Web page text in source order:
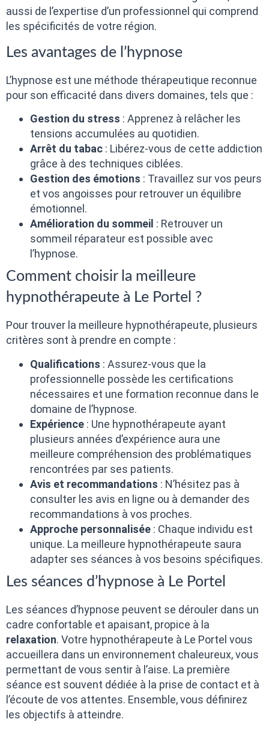
aussi de l’expertise d’un professionnel qui comprend
les spécificités de votre région.
Les avantages de l’hypnose
L’hypnose est une méthode thérapeutique reconnue
pour son efficacité dans divers domaines, tels que :
Gestion du stress : Apprenez à relâcher les
tensions accumulées au quotidien.
Arrêt du tabac : Libérez-vous de cette addiction
grâce à des techniques ciblées.
Gestion des émotions : Travaillez sur vos peurs
et vos angoisses pour retrouver un équilibre
émotionnel.
Amélioration du sommeil : Retrouver un
sommeil réparateur est possible avec
l’hypnose.
Comment choisir la meilleure
hypnothérapeute à Le Portel ?
Pour trouver la meilleure hypnothérapeute, plusieurs
critères sont à prendre en compte :
Qualifications : Assurez-vous que la
professionnelle possède les certifications
nécessaires et une formation reconnue dans le
domaine de l’hypnose.
Expérience : Une hypnothérapeute ayant
plusieurs années d’expérience aura une
meilleure compréhension des problématiques
rencontrées par ses patients.
Avis et recommandations : N’hésitez pas à
consulter les avis en ligne ou à demander des
recommandations à vos proches.
Approche personnalisée : Chaque individu est
unique. La meilleure hypnothérapeute saura
adapter ses séances à vos besoins spécifiques.
Les séances d’hypnose à Le Portel
Les séances d’hypnose peuvent se dérouler dans un
cadre confortable et apaisant, propice à la
relaxation. Votre hypnothérapeute à Le Portel vous
accueillera dans un environnement chaleureux, vous
permettant de vous sentir à l’aise. La première
séance est souvent dédiée à la prise de contact et à
l’écoute de vos attentes. Ensemble, vous définirez
les objectifs à atteindre.